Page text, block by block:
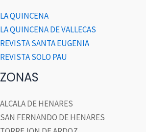
LA QUINCENA
LA QUINCENA DE VALLECAS
REVISTA SANTA EUGENIA
REVISTA SOLO PAU
ZONAS
ALCALA DE HENARES
SAN FERNANDO DE HENARES